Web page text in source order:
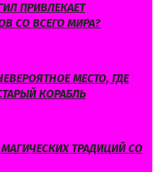
ПРИВЛЕКАЕТ
СО ВСЕГО МИРА?
МЕСТО, ГДЕ
КОРАБЛЬ
ТРАДИЦИЙ СО